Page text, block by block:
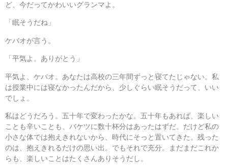
ど、今だってかわいいグランマよ。
「眠そうだね」
ケバオが言う。
「平気よ。ありがとう」
平気よ、ケバオ。あなたは高校の三年間ずっと寝てたじゃない。私
は授業中には寝なかったんだから、少しぐらい眠そうだって、いい
でしょ。
私はどうだろう。五十年で変わったかな。五十年もあれば、楽しい
ことも辛いことも、バケツに数十杯分はあったはずだ。だけど私の
小さな体では抱えきれないから、時代にそっと置いてきた。残った
のは、抱えきれるだけの思い出。でもそれで充分。まだまだこれか
らも、楽しいことはたくさんありそうだし。